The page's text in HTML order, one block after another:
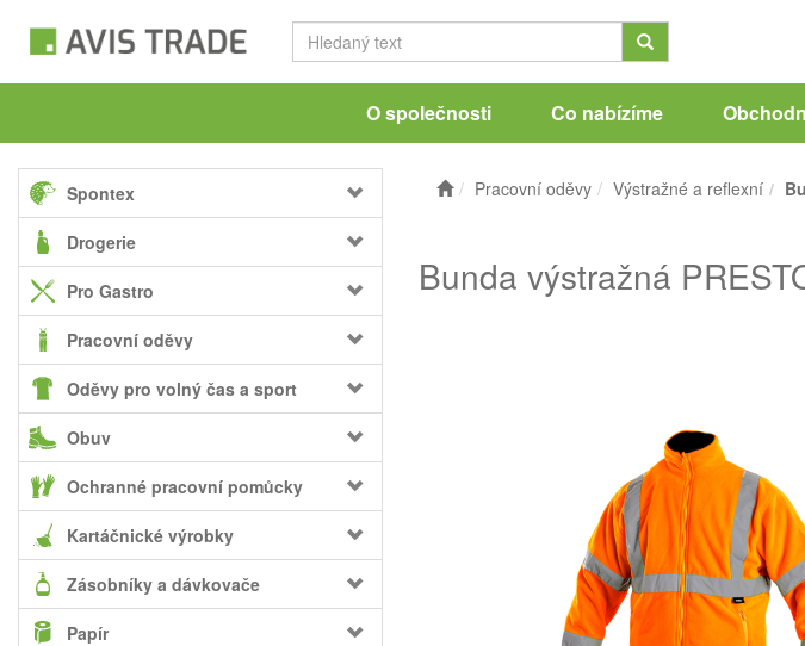
O společnosti Co nabízíme
Spontex
Drogerie
Pro Gastro
Pracovní oděvy
Oděvy pro volný čas a sport
Obuv
Ochranné pracovní pomůcky
Kartáčnické výrobky
Zásobníky a dávkovače
Papír
Pracovní oděvy Výstražné a reflexní
Bunda výstražná